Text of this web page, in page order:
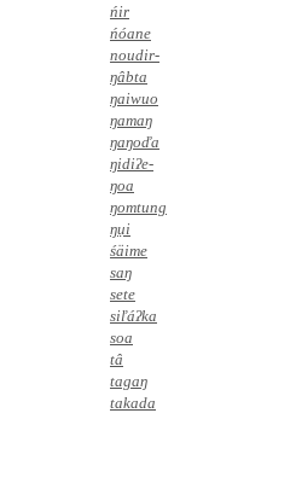
ńir
ńóane
noudir-
ŋâbta
ŋaiwuo
ŋamaŋ
ŋaŋoďa
ŋidiʔe-
ŋoa
ŋomtung
ŋụi
śäime
saŋ
sete
siľáʔka
soa
tâ
tagaŋ
takada